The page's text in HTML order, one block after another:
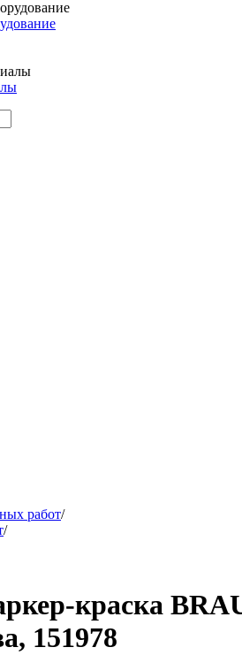
работ/
/
краска
151978